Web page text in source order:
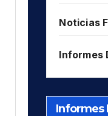
Noticias
Informes
Informes